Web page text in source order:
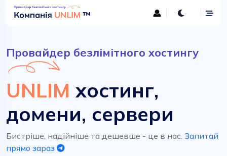
Провайдер безлімітного хостингу
UNLIM хостинг,
домени, сервери
Бистріше, надійніше та дешевше - це в нас. Запитай
прямо зараз